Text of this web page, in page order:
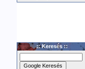
:: Keresés ::